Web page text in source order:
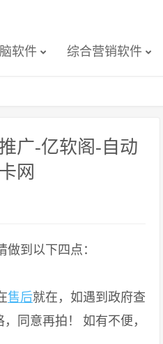
软件 综合营销软件
广-亿软阁-自动
网
到以下四点：
售后就在，如遇到政府查
同意再拍！
如有不便，